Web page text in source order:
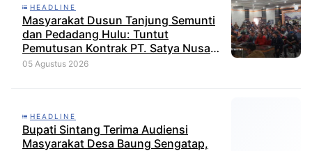
HEADLINE
Masyarakat Dusun Tanjung Semunti
dan Pedadang Hulu: Tuntut
Pemutusan Kontrak PT. Satya Nusa
Indah Perkasa
05 Agustus 2026
HEADLINE
Bupati Sintang Terima Audiensi
Masyarakat Desa Baung Sengatap,